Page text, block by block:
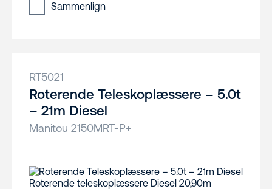
Sammenlign
RT5021
Roterende Teleskoplæssere – 5.0t
– 21m Diesel
Manitou 2150MRT-P+